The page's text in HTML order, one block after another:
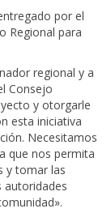
por el
Regional para
regional y a
Consejo
y otorgarle
esta iniciativa
Necesitamos
que nos permita
y tomar las
autoridades